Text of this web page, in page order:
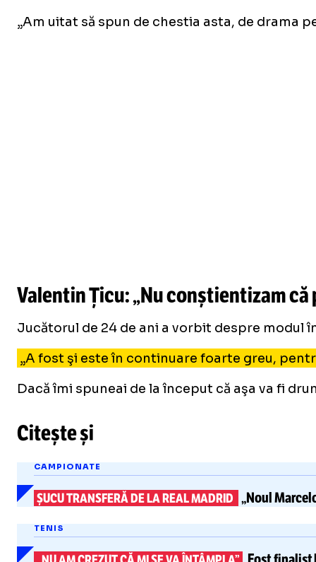
„Am uitat să spun de chestia asta, de drama
Valentin Țicu: „Nu conștientizam că
Jucătorul de 24 de ani a vorbit despre modul
„A fost şi este în continuare foarte greu,
Dacă îmi spuneai de la început că aşa va fi
Citește și
CAMPIONATE
ȘUCU TRANSFERĂ DE LA REAL MADRID „Noul
TENIS